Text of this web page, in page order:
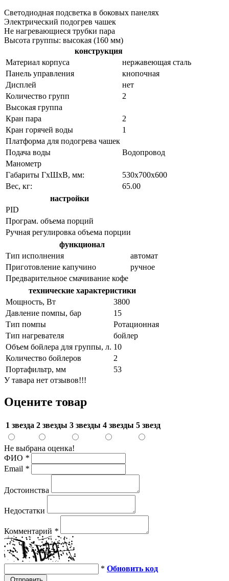
Светодиодная подсветка в боковых панелях
Электрический подогрев чашек
Не нагревающиеся трубки пара
Высота группы: высокая (160 мм)
конструкция
Материал корпуса
нержавеющая сталь
Панель управления
кнопочная
Дисплей
нет
Количество групп
2
Высокая группа
Кран пара
2
Кран горячей воды
1
Платформа для подогрева чашек
Подача воды
Водопровод
Манометр
Габариты ГхШхВ, мм:
530х700х600
Вес, кг:
65.00
настройки
PID
Програм. объема порций
Ручная регулировка объема порции
функционал
Тип исполнения
автомат
Приготовление капучино
ручное
Предварительное смачивание кофе
технические характеристики
Мощность, Вт
3800
Давление помпы, бар
15
Тип помпы
Ротационная
Тип нагревателя
бойлер
Объем бойлера для группы, л. 10
Количество бойлеров
2
Портафильтр, мм
53
У тавара нет отзывов!!!
Оцените товар
1 звезда 2 звезды 3 звезды 4 звезды 5 звезд
Не выбрана оценка!
ФИО *
Email *
Достоинства
Недостатки
Комментарий *
* Обновить код